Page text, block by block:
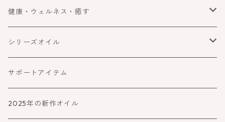
手放す
守る・ブロック
障害をよける・乗り越える
自分を変える・変化
コミュニケーション
健康・ウェルネス・癒す
健康・ウェルネス
癒す
シリーズオイル
喜びと幸運
バランスとパワーアップ
サポートアイテム
2025年の新作オイル